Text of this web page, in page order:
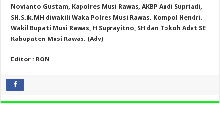
Novianto Gustam, Kapolres Musi Rawas, AKBP Andi Supriadi,
SH.S.ik.MH diwakili Waka Polres Musi Rawas, Kompol Hendri,
Wakil Bupati Musi Rawas, H Suprayitno, SH dan Tokoh Adat SE
Kabupaten Musi Rawas. (Adv)
Editor : RON